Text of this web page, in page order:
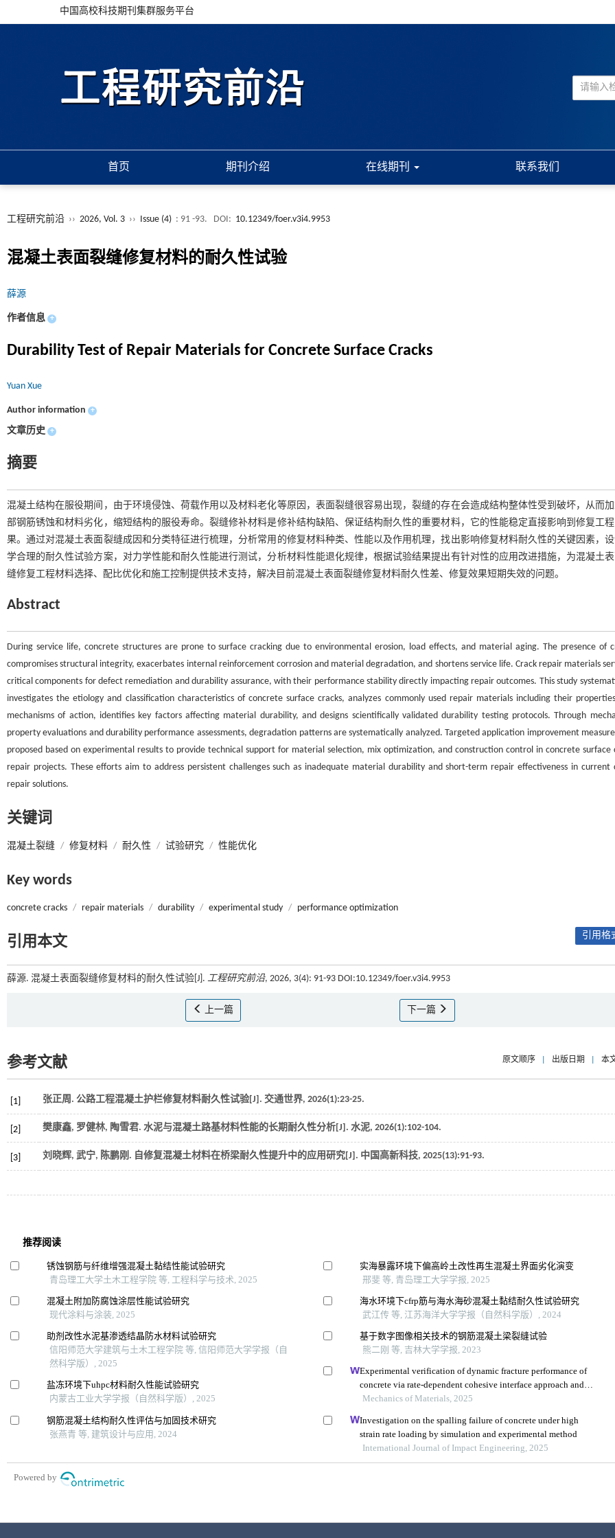
中国高校科技期刊集群服务平台
首页 期刊介绍 在线期刊 联系我们
工程研究前沿 ›› 2026, Vol. 3 ›› Issue (4) : 91 -93. DOI: 10.12349/foer.v3i4.9953
混凝土表面裂缝修复材料的耐久性试验
薛源
作者信息 +
Durability Test of Repair Materials for Concrete Surface Cracks
Yuan Xue
Author information +
文章历史 +
摘要
混凝土结构在服役期间，由于环境侵蚀、荷载作用以及材料老化等原因，表面裂缝很容易出现，裂缝的存在会造成结构整体性受到破坏，从而
部钢筋锈蚀和材料劣化，缩短结构的服役寿命。裂缝修补材料是修补结构缺陷、保证结构耐久性的重要材料，它的性能稳定直接影响到修复工
果。通过对混凝土表面裂缝成因和分类特征进行梳理，分析常用的修复材料种类、性能以及作用机理，找出影响修复材料耐久性的关键因素，
学合理的耐久性试验方案，对力学性能和耐久性能进行测试，分析材料性能退化规律，根据试验结果提出有针对性的应用改进措施，为混凝土
缝修复工程材料选择、配比优化和施工控制提供技术支持，解决目前混凝土表面裂缝修复材料耐久性差、修复效果短期失效的问题。
Abstract
During service life, concrete structures are prone to surface cracking due to environmental erosion, load effects, and material aging. The presence of
compromises structural integrity, exacerbates internal reinforcement corrosion and material degradation, and shortens service life. Crack repair materials
critical components for defect remediation and durability assurance, with their performance stability directly impacting repair outcomes. This study
investigates the etiology and classification characteristics of concrete surface cracks, analyzes commonly used repair materials including their
mechanisms of action, identifies key factors affecting material durability, and designs scientifically validated durability testing protocols. Through
property evaluations and durability performance assessments, degradation patterns are systematically analyzed. Targeted application improvement
proposed based on experimental results to provide technical support for material selection, mix optimization, and construction control in concrete surface
repair projects. These efforts aim to address persistent challenges such as inadequate material durability and short-term repair effectiveness in current
repair solutions.
关键词
混凝土裂缝 / 修复材料 / 耐久性 / 试验研究 / 性能优化
Key words
concrete cracks / repair materials / durability / experimental study / performance optimization
引用本文 引用格
薛源. 混凝土表面裂缝修复材料的耐久性试验[J]. 工程研究前沿, 2026, 3(4): 91-93 DOI:10.12349/foer.v3i4.9953
上一篇 下一篇
参考文献 原文顺序 出版日期 本
[1] 张正周. 公路工程混凝土护栏修复材料耐久性试验[J]. 交通世界, 2026(1):23-25.
[2] 樊康鑫, 罗健林, 陶雪君. 水泥与混凝土路基材料性能的长期耐久性分析[J]. 水泥, 2026(1):102-104.
[3] 刘晓辉, 武宁, 陈鹏刚. 自修复混凝土材料在桥梁耐久性提升中的应用研究[J]. 中国高新科技, 2025(13):91-93.